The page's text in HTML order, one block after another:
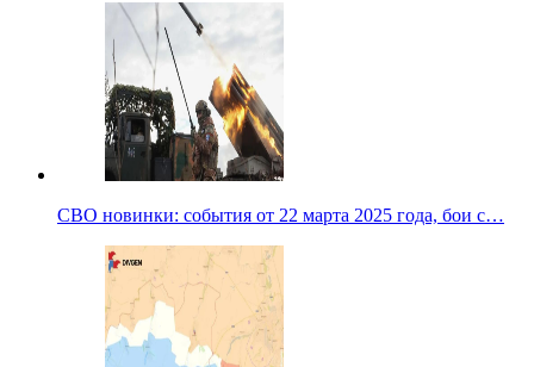
СВО новинки: события от 22 марта 2025 года, бои с…